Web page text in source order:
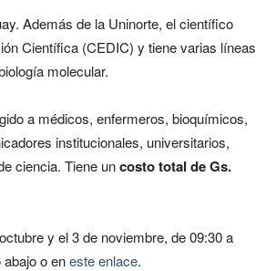
Además de la Uninorte, el científico
Científica (CEDIC) y tiene varias líneas
molecular.
a médicos, enfermeros, bioquímicos,
institucionales, universitarios,
ciencia. Tiene uncosto total de Gs.
y el 3 de noviembre, de 09:30 a
o eneste enlace.